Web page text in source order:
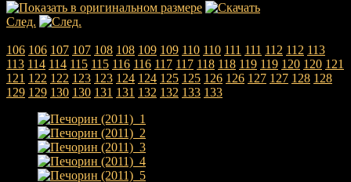
След.
106 106 107 107 108 108 109 109 110 110 111 111 112 112 113
113 114 114 115 115 116 116 117 117 118 118 119 119 120 120 121
121 122 122 123 123 124 124 125 125 126 126 127 127 128 128
129 129 130 130 131 131 132 132 133 133